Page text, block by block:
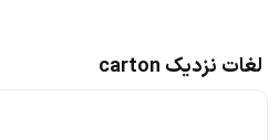
لغات نزدیک carton